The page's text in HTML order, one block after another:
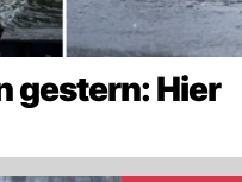
gestern: Hier